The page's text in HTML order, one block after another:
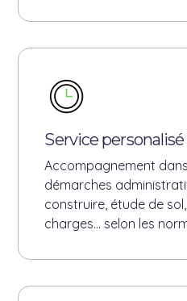
Service personalisé
Accompagnement
démarches
construire, étude de
charges... selon les